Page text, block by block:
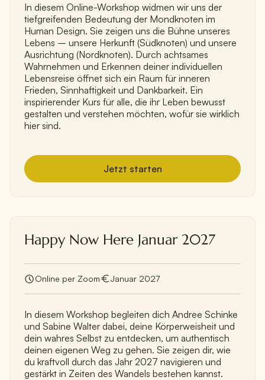
In diesem Online-Workshop widmen wir uns der
tiefgreifenden Bedeutung der Mondknoten im
Human Design. Sie zeigen uns die Bühne unseres
Lebens – unsere Herkunft (Südknoten) und unsere
Ausrichtung (Nordknoten). Durch achtsames
Wahrnehmen und Erkennen deiner individuellen
Lebensreise öffnet sich ein Raum für inneren
Frieden, Sinnhaftigkeit und Dankbarkeit. Ein
inspirierender Kurs für alle, die ihr Leben bewusst
gestalten und verstehen möchten, wofür sie wirklich
hier sind.
Jetzt starten
Happy Now Here Januar 2027
Online per Zoom Januar 2027
In diesem Workshop begleiten dich Andree Schinke
und Sabine Walter dabei, deine Körperweisheit und
dein wahres Selbst zu entdecken, um authentisch
deinen eigenen Weg zu gehen. Sie zeigen dir, wie
du kraftvoll durch das Jahr 2027 navigieren und
gestärkt in Zeiten des Wandels bestehen kannst.